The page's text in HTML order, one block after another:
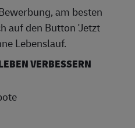
am besten
auf den Button 'Jetzt
Lebenslauf.
VERBESSERN